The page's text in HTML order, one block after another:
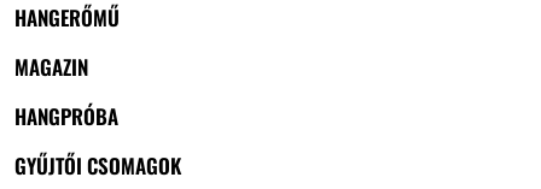
HANGERŐMŰ
MAGAZIN
HANGPRÓBA
GYŰJTŐI CSOMAGOK